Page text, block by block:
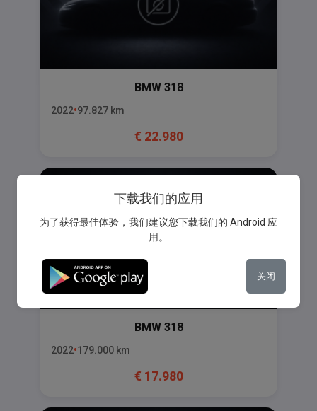
BMW 318
2022 97.827 km
€ 22.980
BMW 318
2022 179.000 km
€ 17.980
下载我们的应用
为了获得最佳体验，我们建议您下载我们的 Android 应
用。
关闭